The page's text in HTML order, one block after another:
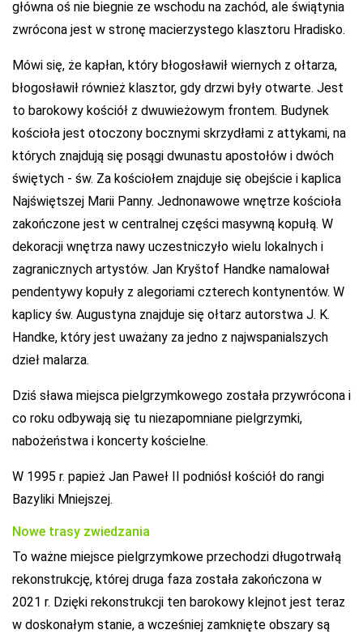
główna oś nie biegnie ze wschodu na zachód, ale świątynia
zwrócona jest w stronę macierzystego klasztoru Hradisko.
Mówi się, że kapłan, który błogosławił wiernych z ołtarza,
błogosławił również klasztor, gdy drzwi były otwarte. Jest
to barokowy kościół z dwuwieżowym frontem. Budynek
kościoła jest otoczony bocznymi skrzydłami z attykami, na
których znajdują się posągi dwunastu apostołów i dwóch
świętych - św. Za kościołem znajduje się obejście i kaplica
Najświętszej Marii Panny. Jednonawowe wnętrze kościoła
zakończone jest w centralnej części masywną kopułą. W
dekoracji wnętrza nawy uczestniczyło wielu lokalnych i
zagranicznych artystów. Jan Kryštof Handke namalował
pendentywy kopuły z alegoriami czterech kontynentów. W
kaplicy św. Augustyna znajduje się ołtarz autorstwa J. K.
Handke, który jest uważany za jedno z najwspanialszych
dzieł malarza.
Dziś sława miejsca pielgrzymkowego została przywrócona i
co roku odbywają się tu niezapomniane pielgrzymki,
nabożeństwa i koncerty kościelne.
W 1995 r. papież Jan Paweł II podniósł kościół do rangi
Bazyliki Mniejszej.
Nowe trasy zwiedzania
To ważne miejsce pielgrzymkowe przechodzi długotrwałą
rekonstrukcję, której druga faza została zakończona w
2021 r. Dzięki rekonstrukcji ten barokowy klejnot jest teraz
w doskonałym stanie, a wcześniej zamknięte obszary są